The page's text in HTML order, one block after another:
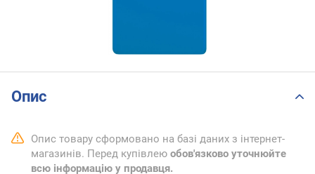
Опис
Опис товару сформовано на базі даних з інтернет-
магазинів. Перед купівлею обов'язково уточнюйте
всю інформацію у продавця.